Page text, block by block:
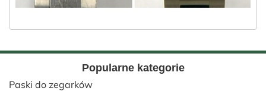
Popularne kategorie
Paski do zegarków